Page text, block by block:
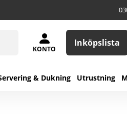
KONTO
Inköpslista
& Dukning Utrustning